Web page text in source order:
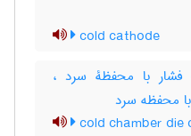
cold cathode
با محفظۀ سرد ،
محفظه سرد
cold chamber die